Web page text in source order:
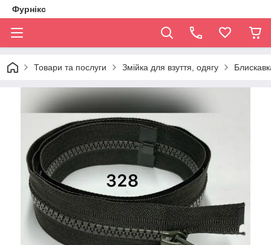
Фурнікс
Товари та послуги Змійка для взуття, одягу